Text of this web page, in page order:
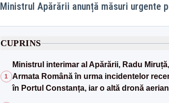
Ministrul Apărării anunță măsuri urgente
CUPRINS
1
Ministrul interimar al Apărării, Radu
Armata Română în urma incidentelor
în Portul Constanța, iar o altă dronă